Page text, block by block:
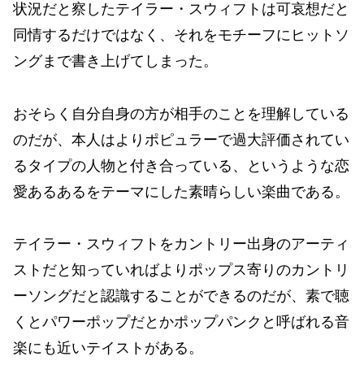
状況だと察したテイラー・スウィフトは可哀想だと
同情するだけではなく、それをモチーフにヒットソ
ングまで書き上げてしまった。
おそらく自分自身の方が相手のことを理解している
のだが、本人はよりポピュラーで過大評価されてい
るタイプの人物と付き合っている、というような恋
愛あるあるをテーマにした素晴らしい楽曲である。
テイラー・スウィフトをカントリー出身のアーティ
ストだと知っていればよりポップス寄りのカントリ
ーソングだと認識することができるのだが、素で聴
くとパワーポップだとかポップパンクと呼ばれる音
楽にも近いテイストがある。